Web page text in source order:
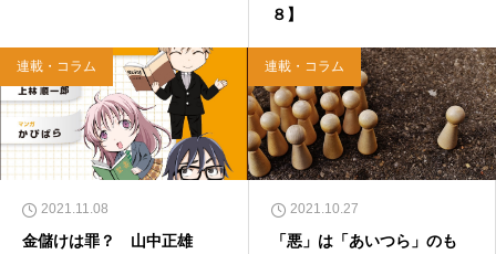
８】
連載・コラム
2021.11.08
金儲けは罪？ 山中正雄
連載・コラム
2021.10.27
「悪」は「あいつら」のも